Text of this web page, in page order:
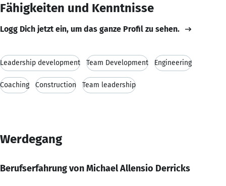
Fähigkeiten und Kenntnisse
Logg Dich jetzt ein, um das ganze Profil zu sehen.
Leadership development Team Development Engineering
Coaching Construction Team leadership
Werdegang
Berufserfahrung von Michael Allensio Derricks